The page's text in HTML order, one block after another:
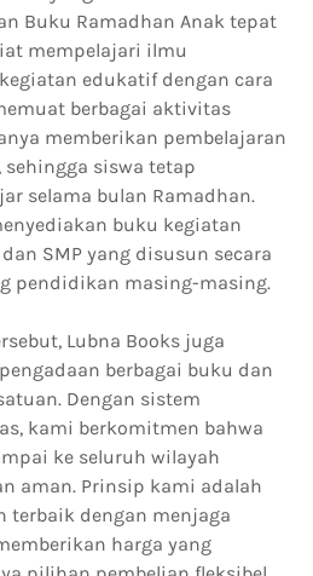
Buku Ramadhan Anak tepat
mempelajari ilmu
edukatif dengan cara
berbagai aktivitas
memberikan pembelajaran
siswa tetap
selama bulan Ramadhan.
buku kegiatan
SMP yang disusun secara
pendidikan masing-masing.
Lubna Books juga
berbagai buku dan
Dengan sistem
kami berkomitmen bahwa
ke seluruh wilayah
aman. Prinsip kami adalah
terbaik dengan menjaga
harga yang